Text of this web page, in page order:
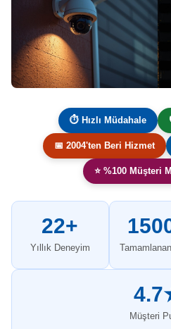
⏱ Hızlı Müdahale
📅 2004'ten Beri Hizmet
⭐ %100 Müşteri
22+
Yıllık Deneyim
Müşteri